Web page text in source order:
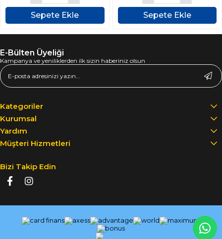
Sepete Ekle Sepete Ekle
E-Bülten Üyeliği
Kampanya ve yeniliklerden ilk sizin haberiniz olsun
Kategoriler
Kurumsal
Yardım
Müşteri Hizmetleri
Bizi Takip Edin